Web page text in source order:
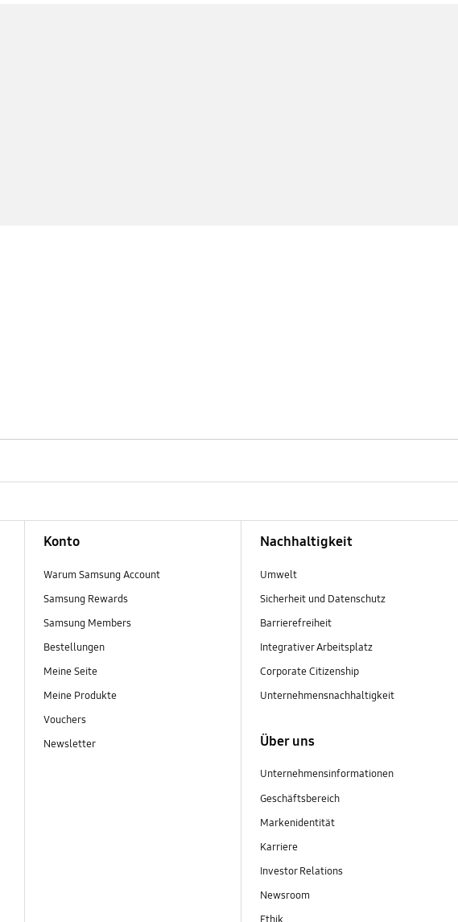
Konto
Warum Samsung Account
Samsung Rewards
Samsung Members
Bestellungen
Meine Seite
Meine Produkte
Vouchers
Newsletter
Nachhaltigkeit
Umwelt
Sicherheit und Datenschutz
Barrierefreiheit
Integrativer Arbeitsplatz
Corporate Citizenship
Unternehmensnachhaltigkeit
Über uns
Unternehmensinformationen
Geschäftsbereich
Markenidentität
Karriere
Investor Relations
Newsroom